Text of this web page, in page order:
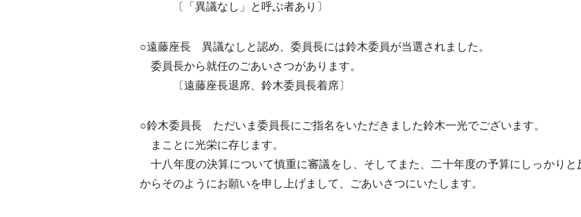
〔「異議なし」と呼ぶ者あり〕
○遠藤座長 異議なしと認め、委員長には鈴木委員が当選されました。
委員長から就任のごあいさつがあります。
〔遠藤座長退席、鈴木委員長着席〕
○鈴木委員長 ただいま委員長にご指名をいただきました鈴木一光でございます。
まことに光栄に存じます。
十八年度の決算について慎重に審議をし、そしてまた、二十年度の予算にしっかり
からそのようにお願いを申し上げまして、ごあいさつにいたします。